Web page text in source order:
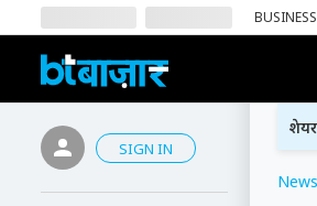
SIGN IN
News